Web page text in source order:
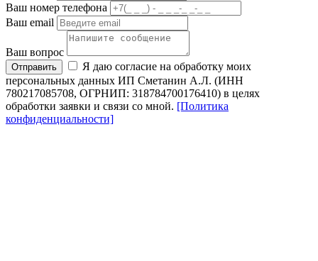
Ваш номер телефона
Ваш email
Ваш вопрос
Отправить
Я даю согласие на обработку моих
персональных данных ИП Сметанин А.Л. (ИНН
780217085708, ОГРНИП: 318784700176410) в целях
обработки заявки и связи со мной. [Политика
конфиденциальности]